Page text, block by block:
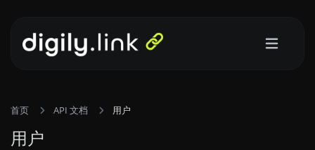
首页 API 文档 用户
用户